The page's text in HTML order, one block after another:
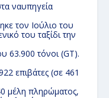
ναυπηγεία
τον Ιούλιο του
του ταξίδι την
63.900 τόνοι (GT).
επιβάτες (σε 461
μέλη πληρώματος,